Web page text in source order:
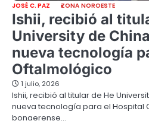
JOSÉ C. PAZ ZONA NOROESTE
Ishii, recibió al
University de
nueva tecnología
Oftalmológico
1 julio, 2026
Ishii, recibió al titular de He
nueva tecnología para el Hospital
bonaerense…